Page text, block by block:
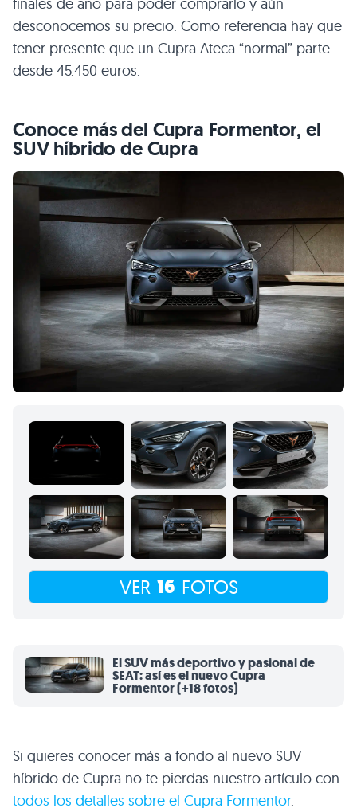
finales de año para poder comprarlo y aún
desconocemos su precio. Como referencia hay que
tener presente que un Cupra Ateca “normal” parte
desde 45.450 euros.
Conoce más del Cupra Formentor, el
SUV híbrido de Cupra
VER 16 FOTOS
El SUV más deportivo y pasional de
SEAT: así es el nuevo Cupra
Formentor (+18 fotos)
Si quieres conocer más a fondo al nuevo SUV
híbrido de Cupra no te pierdas nuestro artículo con
todos los detalles sobre el Cupra Formentor.